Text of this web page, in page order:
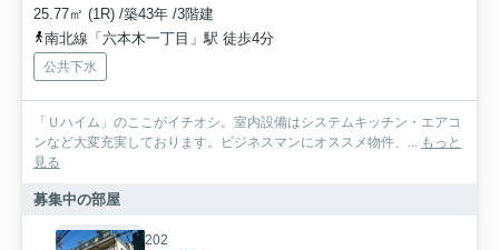
25.77㎡ (1R) /築43年 /3階建
南北線「六本木一丁目」駅 徒歩4分
公共下水
「Ｕハイム」のここがイチオシ。室内設備はシステムキッチン・エアコ
ンなど大変充実しております。ビジネスマンにオススメ物件、... もっと
見る
募集中の部屋
202